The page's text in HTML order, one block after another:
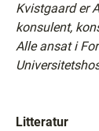
Kvistgaard er
konsulent,
Alle ansat i
Litteratur